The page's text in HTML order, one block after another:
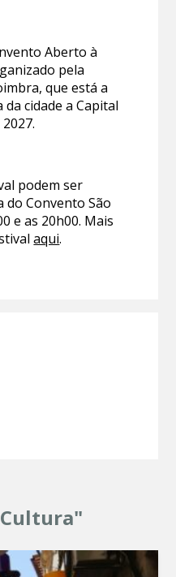
Aberto à
pela
que está a
cidade a Capital
podem ser
do Convento São
e as 20h00. Mais
aqui.